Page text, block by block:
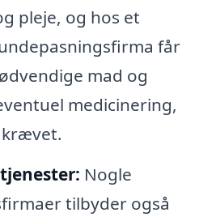
pleje, og hos et
får
mad og
medicinering,
Nogle
tilbyder også